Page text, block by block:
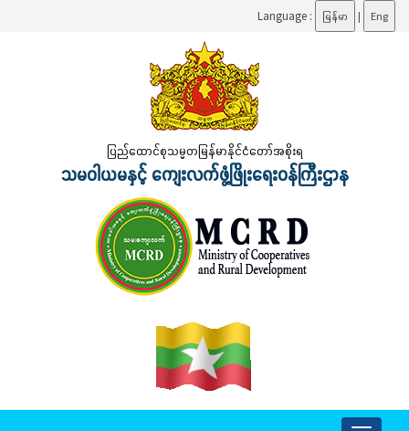
Language : မြန်မာ | Eng
ပြည်ထောင်စုသမ္မတမြန်မာနိုင်ငံတော်အစိုးရ
သမဝါယမနှင့် ကျေးလက်ဖွံ့ဖြိုးရေးဝန်ကြီးဌာန